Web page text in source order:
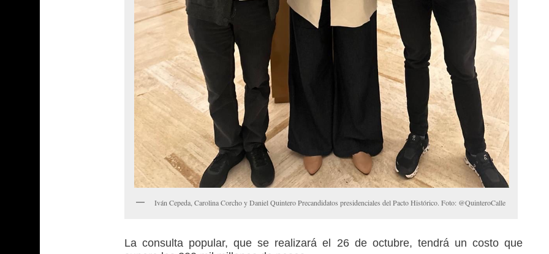
Iván Cepeda, Carolina Corcho y Daniel Quintero Precandidatos presidenciales del Pacto Histórico. Foto: @QuinteroCalle
La consulta popular, que se realizará el 26 de octubre, tendrá un costo que